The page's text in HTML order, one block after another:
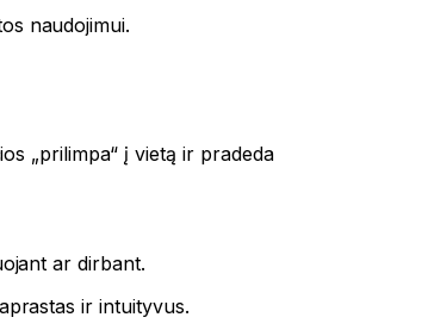
naudojimui.
„prilimpa“ į vietą ir pradeda
ar dirbant.
ir intuityvus.